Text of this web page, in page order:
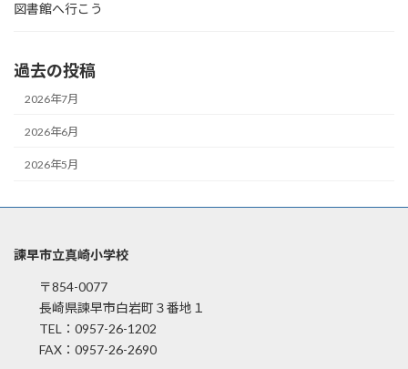
図書館へ行こう
過去の投稿
2026年7月
2026年6月
2026年5月
諫早市立真崎小学校
〒854-0077
長崎県諫早市白岩町３番地１
TEL：0957-26-1202
FAX：0957-26-2690